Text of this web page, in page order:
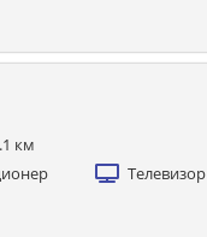
км
Телевизор